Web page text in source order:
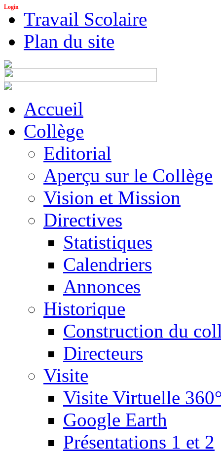
Login
Travail Scolaire
Plan du site
Accueil
Collège
Editorial
Aperçu sur le Collège
Vision et Mission
Directives
Statistiques
Calendriers
Annonces
Historique
Construction du
Directeurs
Visite
Visite Virtuelle
Google Earth
Présentations 1 et 2